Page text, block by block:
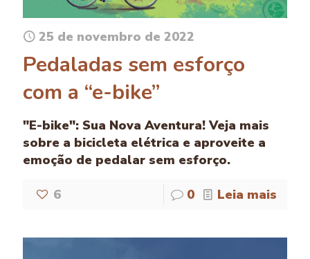
25 de novembro de 2022
Pedaladas sem esforço
com a “e-bike”
"E-bike": Sua Nova Aventura! Veja mais
sobre a bicicleta elétrica e aproveite a
emoção de pedalar sem esforço.
6 0 Leia mais